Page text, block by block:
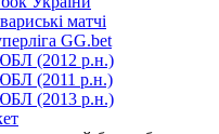
матчі
GG.bet
(2012 р.н.)
(2011 р.н.)
(2013 р.н.)